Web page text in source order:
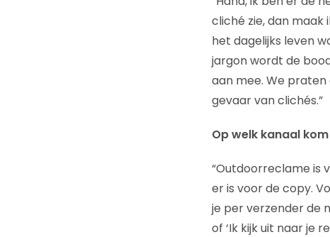
cliché zie, dan maak
het dagelijks leven
jargon wordt de
aan mee. We
gevaar van clichés.”
Op welk kanaal
“Outdoorreclame is
er is voor de copy.
je per verzender de
of ‘Ik kijk uit naar je